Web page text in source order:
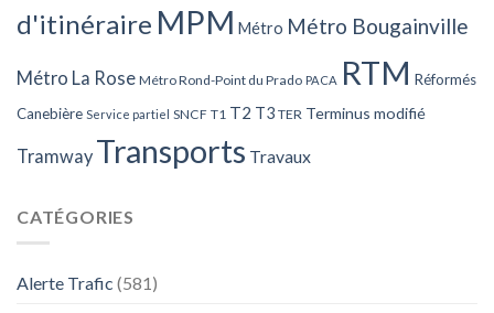
d'itinéraire MPM Métro Métro Bougainville
Métro La Rose Métro Rond-Point du Prado PACA RTM Réformés
Canebière Service partiel SNCF T1 T2 T3 TER Terminus modifié
Tramway Transports Travaux
CATÉGORIES
Alerte Trafic (581)